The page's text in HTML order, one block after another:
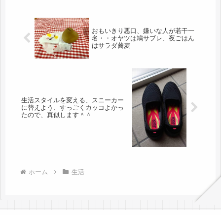
おもいきり悪口、嫌いな人が若干一
名・・オヤツは鳩サブレ、夜ごはん
はサラダ蕎麦
生活スタイルを変える、スニーカー
に替えよう、すっごくカッコよかっ
たので、真似します＾＾
ホーム 生活